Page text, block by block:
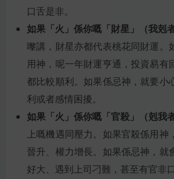
口舌是非。
如果「火」係你嘅「財星」（我剋
嚟講，財星亦都代表桃花同財運。
用神，呢一年財運亨通，投資易有
都比較順利。如果係忌神，就要小
利或者感情困擾。
如果「火」係你嘅「官殺」（剋我
上嘅機遇同壓力。如果官殺係用神
晉升、權力增長。如果係忌神，就
好大、遇到上司刁難，甚至有官非